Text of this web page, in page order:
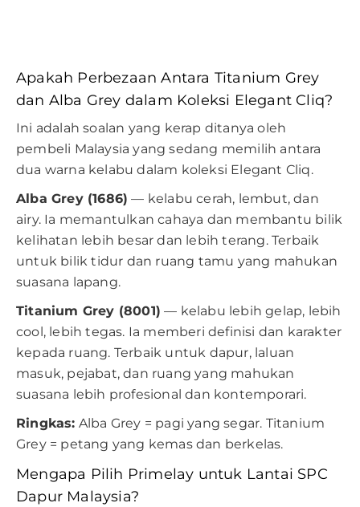
Apakah Perbezaan Antara Titanium Grey
dan Alba Grey dalam Koleksi Elegant Cliq?
Ini adalah soalan yang kerap ditanya oleh
pembeli Malaysia yang sedang memilih antara
dua warna kelabu dalam koleksi Elegant Cliq.
Alba Grey (1686) — kelabu cerah, lembut, dan
airy. Ia memantulkan cahaya dan membantu bilik
kelihatan lebih besar dan lebih terang. Terbaik
untuk bilik tidur dan ruang tamu yang mahukan
suasana lapang.
Titanium Grey (8001) — kelabu lebih gelap, lebih
cool, lebih tegas. Ia memberi definisi dan karakter
kepada ruang. Terbaik untuk dapur, laluan
masuk, pejabat, dan ruang yang mahukan
suasana lebih profesional dan kontemporari.
Ringkas: Alba Grey = pagi yang segar. Titanium
Grey = petang yang kemas dan berkelas.
Mengapa Pilih Primelay untuk Lantai SPC
Dapur Malaysia?